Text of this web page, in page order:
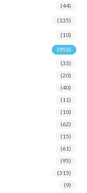
(44)
(135)
(10)
(953)
(33)
(20)
(40)
(11)
(10)
(62)
(15)
(61)
(95)
(315)
(9)